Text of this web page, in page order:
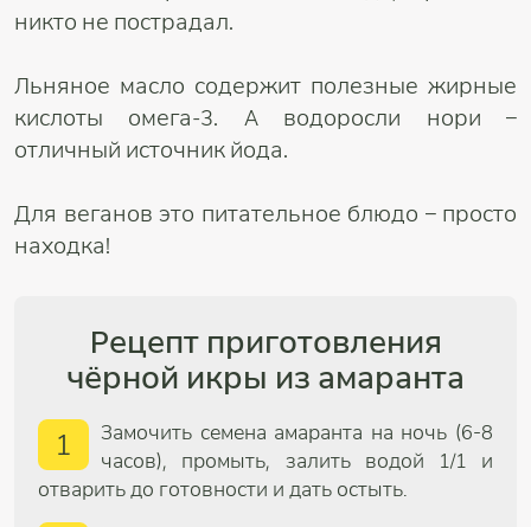
никто не пострадал.
Льняное масло содержит полезные жирные
кислоты омега-3. А водоросли нори –
отличный источник йода.
Для веганов это питательное блюдо – просто
находка!
Рецепт приготовления
чёрной икры из амаранта
1
Замочить семена амаранта на ночь (6-8
часов), промыть, залить водой 1/1 и
отварить до готовности и дать остыть.